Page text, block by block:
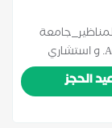
القاهرة. زميل جمعية جراحة العظام السويسرية AO. و استشاري
الحجز